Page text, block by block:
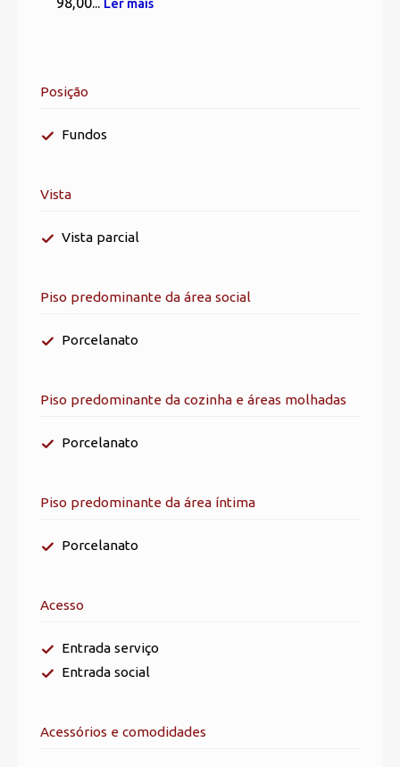
Ler mais
Posição
Fundos
Vista
Vista parcial
Piso predominante da área social
Porcelanato
Piso predominante da cozinha e áreas molhadas
Porcelanato
Piso predominante da área íntima
Porcelanato
Acesso
Entrada serviço
Entrada social
Acessórios e comodidades